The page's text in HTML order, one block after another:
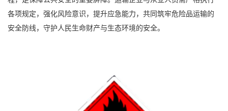
各项规定，强化风险意识，提升应急能力，共同筑牢危险品运输的
安全防线，守护人民生命财产与生态环境的安全。